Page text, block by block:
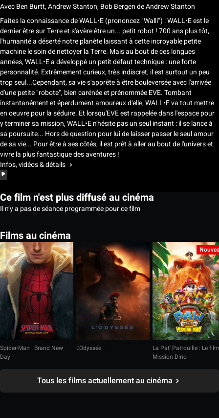
AvecBen Burtt, Andrew Stanton, Bob BergendeAndrew Stanton
Faites la connaissance de WALL•E (prononcez "Walli") : WALL•E est le
dernier être sur Terre et s'avère être un... petit robot ! 700 ans plus tôt,
l'humanité a déserté notre planète laissant à cette incroyable petite
machine le soin de nettoyer la Terre. Mais au bout de ces longues
années, WALL•E a développé un petit défaut technique : une forte
personnalité. Extrêmement curieux, très indiscret, il est surtout un peu
trop seul...Cependant, sa vie s'apprête à être bouleversée avec l'arrivée
d'une petite "robote", bien carénée et prénommée EVE. Tombant
instantanément et éperdument amoureux d'elle, WALL•E va tout mettre
en oeuvre pour la séduire. Et lorsqu'EVE est rappelée dans l'espace pour
y terminer sa mission, WALL•E n'hésite pas un seul instant : il se lance à
sa poursuite... Hors de question pour lui de laisser passer le seul amour
de sa vie... Pour être à ses côtés, il est prêt à aller au bout de l'univers et
vivre la plus fantastique des aventures !
Infos, vidéos & détails
Ce film n'est plus diffusé au cinéma
Il n’y a pas de séance programmée pour ce film
Films au cinéma
Spider-Man : Brand New
Day
L'Odyssée
La Pat' Patrouille : Le film
Mission Dino
Tous les films actuellement au cinéma